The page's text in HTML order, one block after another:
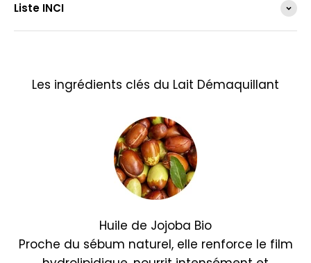
Liste INCI
Les ingrédients clés du Lait Démaquillant
Huile de Jojoba Bio
Proche du sébum naturel, elle renforce le film